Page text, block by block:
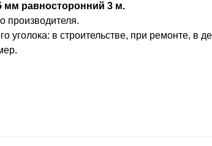
мм равносторонний 3 м.
производителя.
в строительстве, при ремонте, в